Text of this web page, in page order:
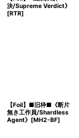
決/Supreme Verdict》
[RTR]
【Foil】■旧枠■《断片
無き工作員/Shardless
Agent》[MH2-BF]